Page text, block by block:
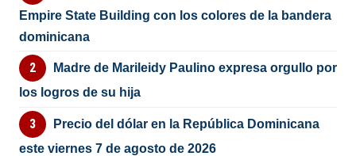
Empire State Building con los colores de la bandera
dominicana
Madre de Marileidy Paulino expresa orgullo por
los logros de su hija
Precio del dólar en la República Dominicana
este viernes 7 de agosto de 2026